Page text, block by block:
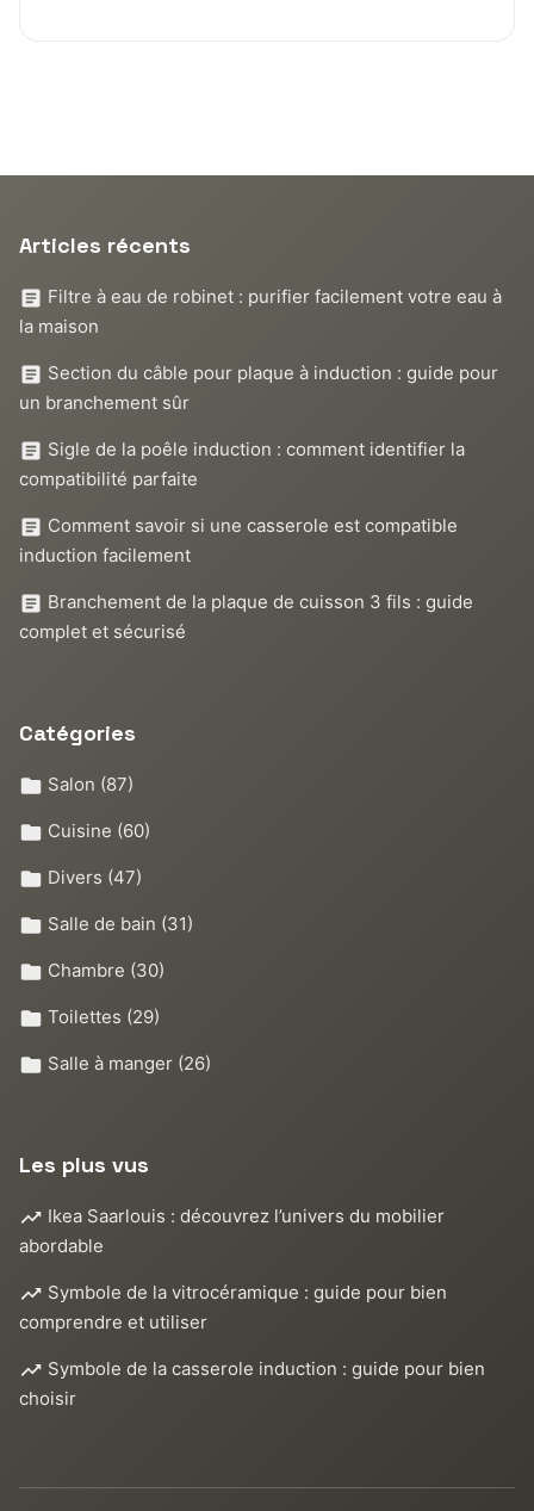
Articles récents
Filtre à eau de robinet : purifier facilement votre eau à
la maison
Section du câble pour plaque à induction : guide pour
un branchement sûr
Sigle de la poêle induction : comment identifier la
compatibilité parfaite
Comment savoir si une casserole est compatible
induction facilement
Branchement de la plaque de cuisson 3 fils : guide
complet et sécurisé
Catégories
Salon (87)
Cuisine (60)
Divers (47)
Salle de bain (31)
Chambre (30)
Toilettes (29)
Salle à manger (26)
Les plus vus
Ikea Saarlouis : découvrez l’univers du mobilier
abordable
Symbole de la vitrocéramique : guide pour bien
comprendre et utiliser
Symbole de la casserole induction : guide pour bien
choisir